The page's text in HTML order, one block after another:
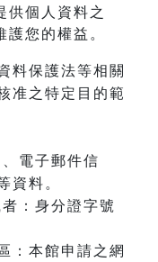
供個人資料之
您的權益。
料保護法等相關
准之特定目的範
電子郵件信
資料。
：身分證字號
：本館申請之網